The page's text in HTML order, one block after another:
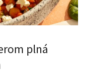
plná